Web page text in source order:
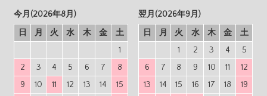
今月(2026年8月)
日
月 火 水 木 金
土
1
2
3 4 5 6 7
8
9
10 11 12 13 14
15
翌月(2026年9月)
日
月 火 水 木 金
土
1
2 3 4
5
6
7 8 9 10 11
12
13
14 15 16 17 18
19